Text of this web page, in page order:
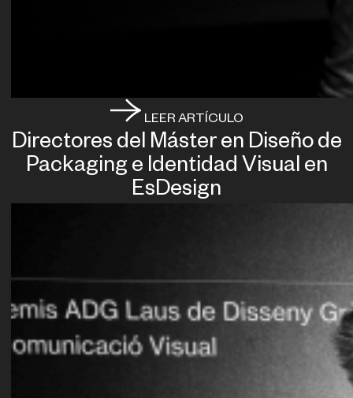
LEER ARTÍCULO
Directores del Máster en Diseño de
Packaging e Identidad Visual en
EsDesign